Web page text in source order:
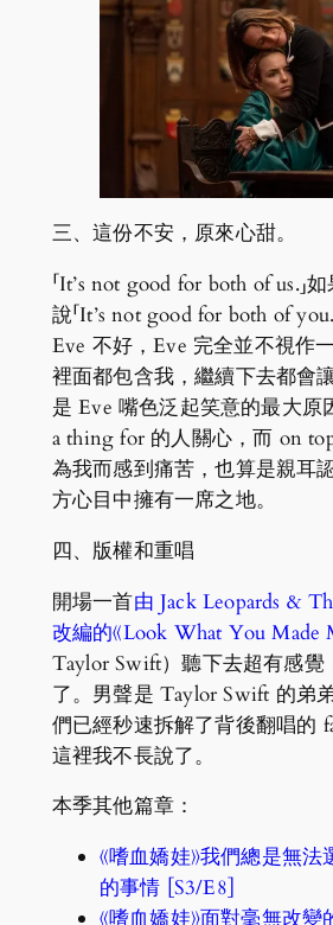
三、這份不安，原來心甜。
「It’s not good for both of us.」
說「It’s not good for both of
Eve 不好，Eve 完全並不視作
裡面都包含我，繼續下去都會讓
是 Eve 嘴色泛起笑意的最大原
a thing for 的人關心，而 on
為我而感到痛苦，也算是親耳
方心目中擁有一席之地。
四、版權和重唱
開場一首由 Jack Leopards &
改編的《Look What You Made
Taylor Swift）聽下去超有感覺
了。男聲是 Taylor Swift 的弟
們已經秒速拆解了背後翻唱的
這裡我不長說了。
本季其他篇章：
《嗜血嬌娃》我們總是無
的事情 [S3/E8]
《嗜血嬌娃》面對毫無改